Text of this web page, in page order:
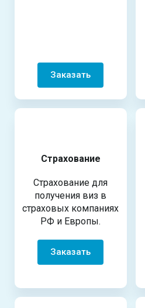
Заказать
Страхование
Страхование для
получения виз в
страховых компаниях
РФ и Европы.
Заказать